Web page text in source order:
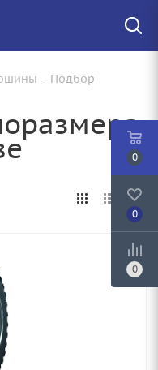
- Подбор
0
0
0